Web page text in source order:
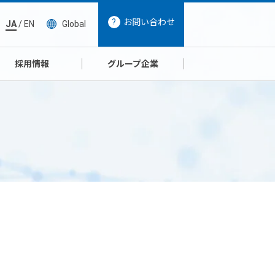
JA/ EN Global お問い合わせ
採用情報 グループ企業